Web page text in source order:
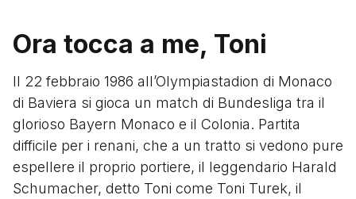
Ora tocca a me, Toni
Il 22 febbraio 1986 all’Olympiastadion di Monaco
di Baviera si gioca un match di Bundesliga tra il
glorioso Bayern Monaco e il Colonia. Partita
difficile per i renani, che a un tratto si vedono pure
espellere il proprio portiere, il leggendario Harald
Schumacher, detto Toni come Toni Turek, il